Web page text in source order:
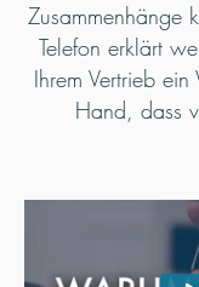
Zusammenhänge
Telefon erklärt
Ihrem Vertrieb
Hand, dass